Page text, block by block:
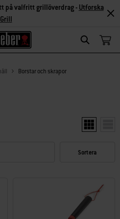
Search
på valfritt grillöverdrag - Utforska
Grill
Borstar och skrapor
Visa två
Sortera